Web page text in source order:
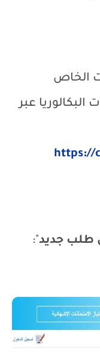
الخاص
البكالوريا عبر
https://
طلب جديد":